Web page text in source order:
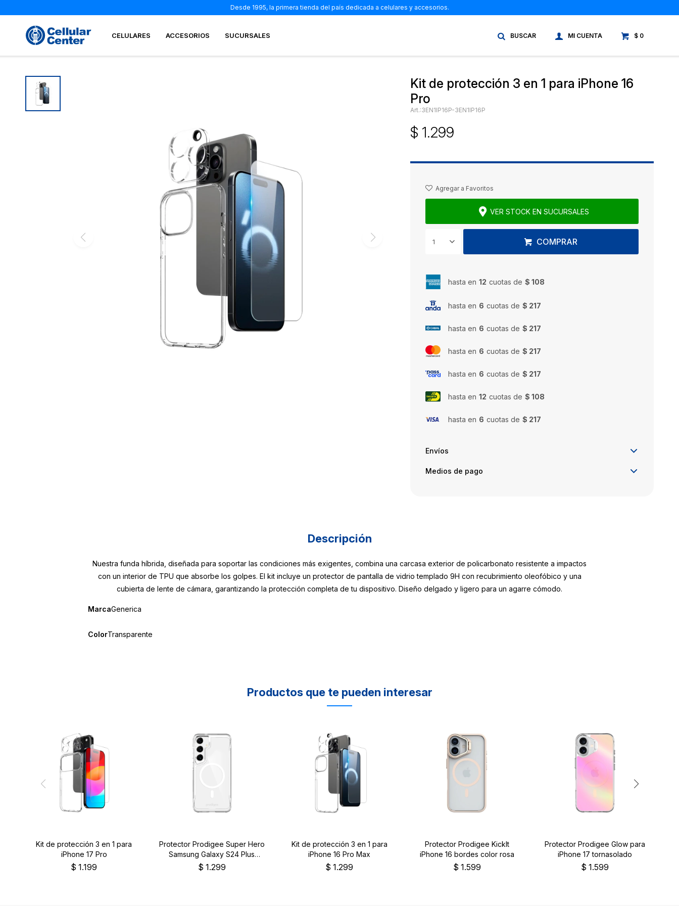
CELULARES ACCESORIOS SUCURSALES $ 0
Desde 1995, la primera tienda del país dedicada a celulares y accesorios.
Kit de protección 3 en 1 para iPhone 16
Pro
3EN1IP16P-3EN1IP16P
$ 1.299
VER STOCK EN SUCURSALES
1 COMPRAR
hasta en 12 cuotas de $ 108
hasta en 6 cuotas de $ 217
hasta en 6 cuotas de $ 217
hasta en 6 cuotas de $ 217
hasta en 6 cuotas de $ 217
hasta en 12 cuotas de $ 108
hasta en 6 cuotas de $ 217
Envíos
Medios de pago
Descripción
Nuestra funda híbrida, diseñada para soportar las condiciones más exigentes, combina una carcasa exterior de policarbonato resistente a impactos
con un interior de TPU que absorbe los golpes. El kit incluye un protector de pantalla de vidrio templado 9H con recubrimiento oleofóbico y una
cubierta de lente de cámara, garantizando la protección completa de tu dispositivo. Diseño delgado y ligero para un agarre cómodo.
MarcaGenerica
ColorTransparente
Productos que te pueden interesar
Kit de protección 3 en 1 para
iPhone 17 Pro
$ 1.199
Protector Prodigee Super Hero
Samsung Galaxy S24 Plus
transparente
$ 1.299
Kit de protección 3 en 1 para
iPhone 16 Pro Max
$ 1.299
Protector Prodigee KickIt
iPhone 16 bordes color rosa
$ 1.599
Protector Prodigee Glow para
iPhone 17 tornasolado
$ 1.599